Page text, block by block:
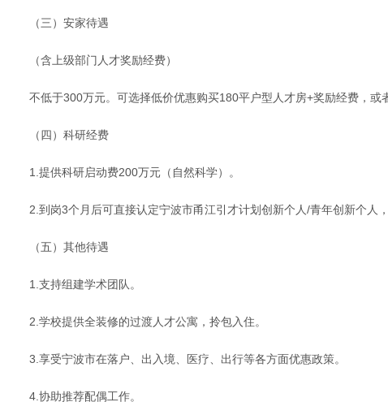
（三）安家待遇
（含上级部门人才奖励经费）
不低于300万元。可选择低价优惠购买180平户型人才房+奖励经费，或
（四）科研经费
1.提供科研启动费200万元（自然科学）。
2.到岗3个月后可直接认定宁波市甬江引才计划创新个人/青年创新个人
（五）其他待遇
1.支持组建学术团队。
2.学校提供全装修的过渡人才公寓，拎包入住。
3.享受宁波市在落户、出入境、医疗、出行等各方面优惠政策。
4.协助推荐配偶工作。